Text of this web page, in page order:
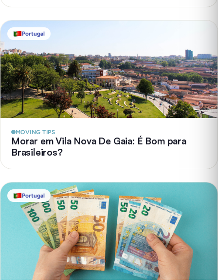
Portugal
MOVING TIPS
Morar em Vila Nova De Gaia: É Bom para
Brasileiros?
Portugal